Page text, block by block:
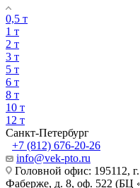
0,5 т
1 т
2 т
3 т
5 т
6 т
8 т
10 т
12 т
Санкт-Петербург
+7 (812) 676-20-26
info@vek-pto.ru
Головной офис: 195112,
Фаберже, д. 8, оф. 522 (БЦ